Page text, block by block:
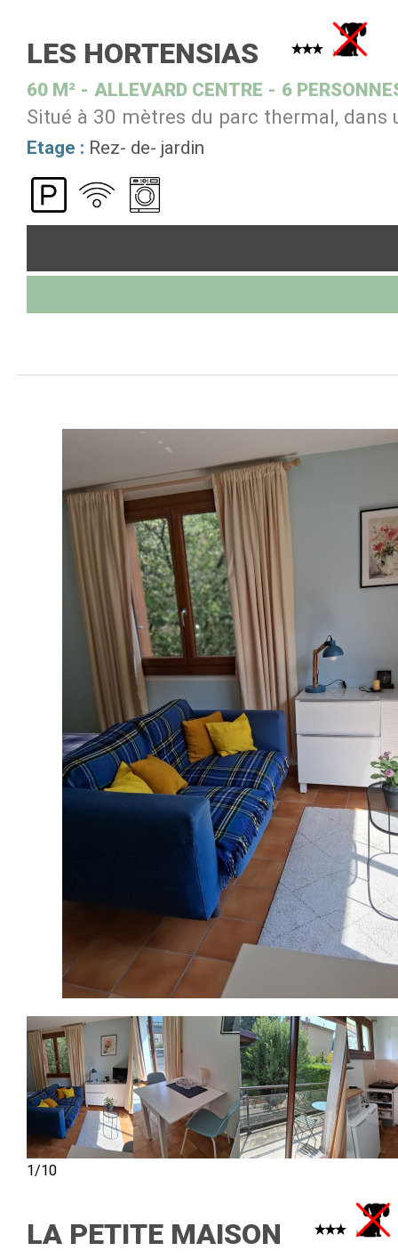
LES HORTENSIAS
60 M² ALLEVARD CENTRE 6
Situé à 30 mètres du parc thermal,
Etage : Rez- de- jardin
1/10
LA PETITE MAISON